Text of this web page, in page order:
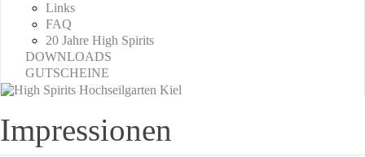
Links
FAQ
20 Jahre High Spirits
DOWNLOADS
GUTSCHEINE
Impressionen